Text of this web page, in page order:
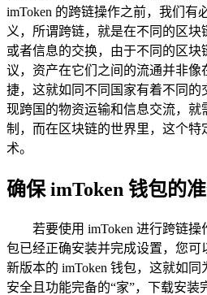
imToken 的跨链操作之前，我们有
义，所谓跨链，就是在不同的区
或者信息的交换，由于不同的区
议，资产在它们之间的流通并非像
捷，这就如同不同国家有着不同的
现跨国的物资运输和信息交流，就
制，而在区块链的世界里，这个特
术。
确保 imToken 钱包的
若要使用 imToken 进行跨链
包已经正确安装并完成设置，您
新版本的 imToken 钱包，这就如
安全且功能完备的“家”，下载安